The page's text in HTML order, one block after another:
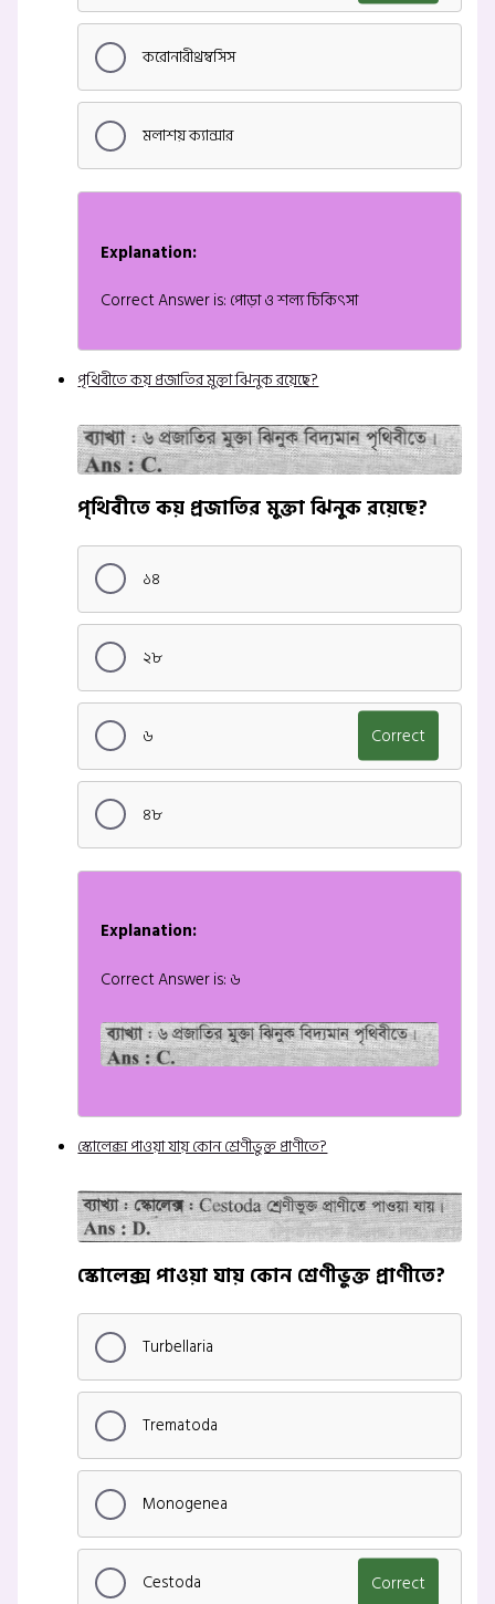
করোনারীথ্রম্বসিস
মলাশয় ক্যান্সার
Explanation:
Correct Answer is: পোড়া ও শল্য চিকিৎসা
পৃথিবীতে কয় প্রজাতির মুক্তা ঝিনুক রয়েছে?
পৃথিবীতে কয় প্রজাতির মুক্তা ঝিনুক রয়েছে?
১৪
২৮
৬ Correct
৪৮
Explanation:
Correct Answer is: ৬
স্কোলেক্স পাওয়া যায় কোন শ্রেণীভুক্ত প্রাণীতে?
স্কোলেক্স পাওয়া যায় কোন শ্রেণীভুক্ত প্রাণীতে?
Turbellaria
Trematoda
Monogenea
Cestoda Correct